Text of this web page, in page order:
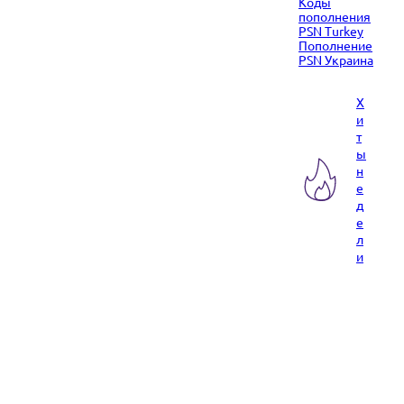
пополнения
PSN Turkey
Пополнение
PSN Украина
Х
и
т
ы
н
е
д
е
л
и